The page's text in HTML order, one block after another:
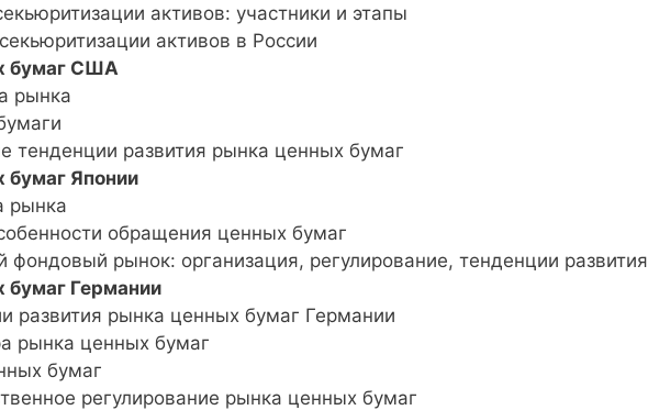
активов: участники и этапы
активов в России
бумаг США
рынка
тенденции развития рынка ценных бумаг
бумаг Японии
рынка
обращения ценных бумаг
фондовый рынок: организация, регулирование, тенденции развития
бумаг Германии
развития рынка ценных бумаг Германии
рынка ценных бумаг
бумаг
регулирование рынка ценных бумаг